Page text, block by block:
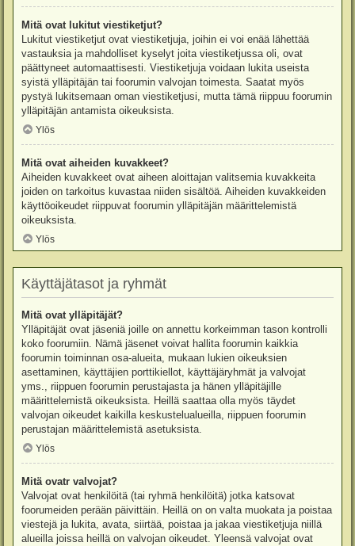
Mitä ovat lukitut viestiketjut?
Lukitut viestiketjut ovat viestiketjuja, joihin ei voi enää lähettää
vastauksia ja mahdolliset kyselyt joita viestiketjussa oli, ovat
päättyneet automaattisesti. Viestiketjuja voidaan lukita useista
syistä ylläpitäjän tai foorumin valvojan toimesta. Saatat myös
pystyä lukitsemaan oman viestiketjusi, mutta tämä riippuu foorumin
ylläpitäjän antamista oikeuksista.
Ylös
Mitä ovat aiheiden kuvakkeet?
Aiheiden kuvakkeet ovat aiheen aloittajan valitsemia kuvakkeita
joiden on tarkoitus kuvastaa niiden sisältöä. Aiheiden kuvakkeiden
käyttöoikeudet riippuvat foorumin ylläpitäjän määrittelemistä
oikeuksista.
Ylös
Käyttäjätasot ja ryhmät
Mitä ovat ylläpitäjät?
Ylläpitäjät ovat jäseniä joille on annettu korkeimman tason kontrolli
koko foorumiin. Nämä jäsenet voivat hallita foorumin kaikkia
foorumin toiminnan osa-alueita, mukaan lukien oikeuksien
asettaminen, käyttäjien porttikiellot, käyttäjäryhmät ja valvojat
yms., riippuen foorumin perustajasta ja hänen ylläpitäjille
määrittelemistä oikeuksista. Heillä saattaa olla myös täydet
valvojan oikeudet kaikilla keskustelualueilla, riippuen foorumin
perustajan määrittelemistä asetuksista.
Ylös
Mitä ovatr valvojat?
Valvojat ovat henkilöitä (tai ryhmä henkilöitä) jotka katsovat
foorumeiden perään päivittäin. Heillä on on valta muokata ja poistaa
viestejä ja lukita, avata, siirtää, poistaa ja jakaa viestiketjuja niillä
alueilla joissa heillä on valvojan oikeudet. Yleensä valvojat ovat